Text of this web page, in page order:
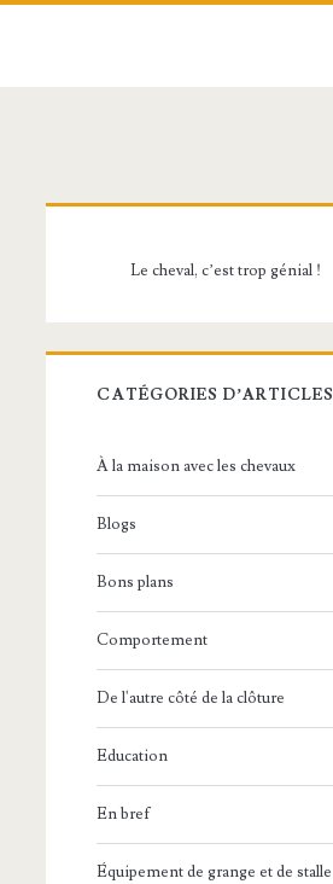
latérale
principale
Le cheval, c’est trop génial !
CATÉGORIES D’ARTICLES
À la maison avec les chevaux
Blogs
Bons plans
Comportement
De l'autre côté de la clôture
Education
En bref
Équipement de grange et de stalle